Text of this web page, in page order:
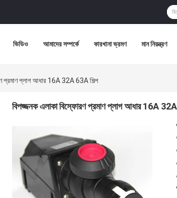
ভিডিও আমাদের সম্পর্কে কারখানা ভ্রমণ মান নিয়ন্ত্রণ
প্রমাণ প্লাগ আধার 16A 32A 63A শিল্প
বিপজ্জনক এলাকা বিস্ফোরণ প্রমাণ প্লাগ আধার 16A